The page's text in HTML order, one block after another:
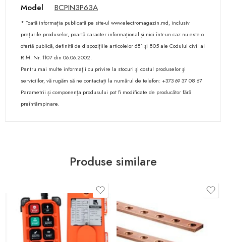
Model
BCPIN3P63A
* Toată informația publicată pe site-ul www.electromagazin.md, inclusiv
prețurile produselor, poartă caracter informațional și nici într-un caz nu este o
ofertă publică, definită de dispozițiile articolelor 681 și 805 ale Codului civil al
R.M. Nr. 1107 din 06.06.2002.
Pentru mai multe informații cu privire la stocuri și costul produselor și
serviciilor, vă rugăm să ne contactați la numărul de telefon: +373 69 37 08 67
Parametrii și componența produsului pot fi modificate de producător fără
preîntâmpinare.
Produse similare